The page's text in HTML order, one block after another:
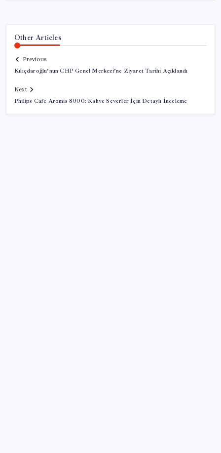
Other Articles
Previous
Kılıçdaroğlu’nun CHP Genel Merkezi’ne Ziyaret Tarihi Açıklandı
Next
Philips Cafe Aromis 8000: Kahve Severler İçin Detaylı İnceleme